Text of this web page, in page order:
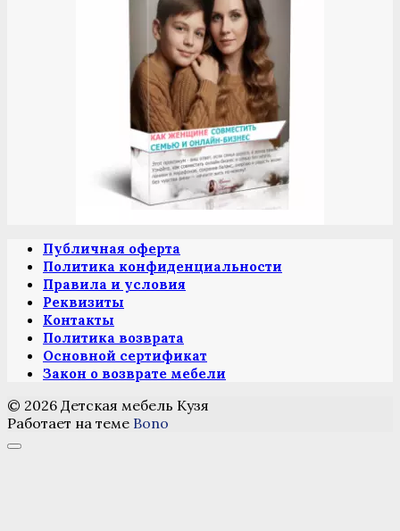
Публичная оферта
Политика конфиденциальности
Правила и условия
Реквизиты
Контакты
Политика возврата
Основной сертификат
Закон о возврате мебели
© 2026 Детская мебель Кузя
Работает на теме Bono